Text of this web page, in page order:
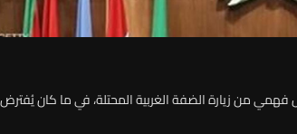
فهمي من زيارة الضفة الغربية المحتلة، في ما كان يُفترض